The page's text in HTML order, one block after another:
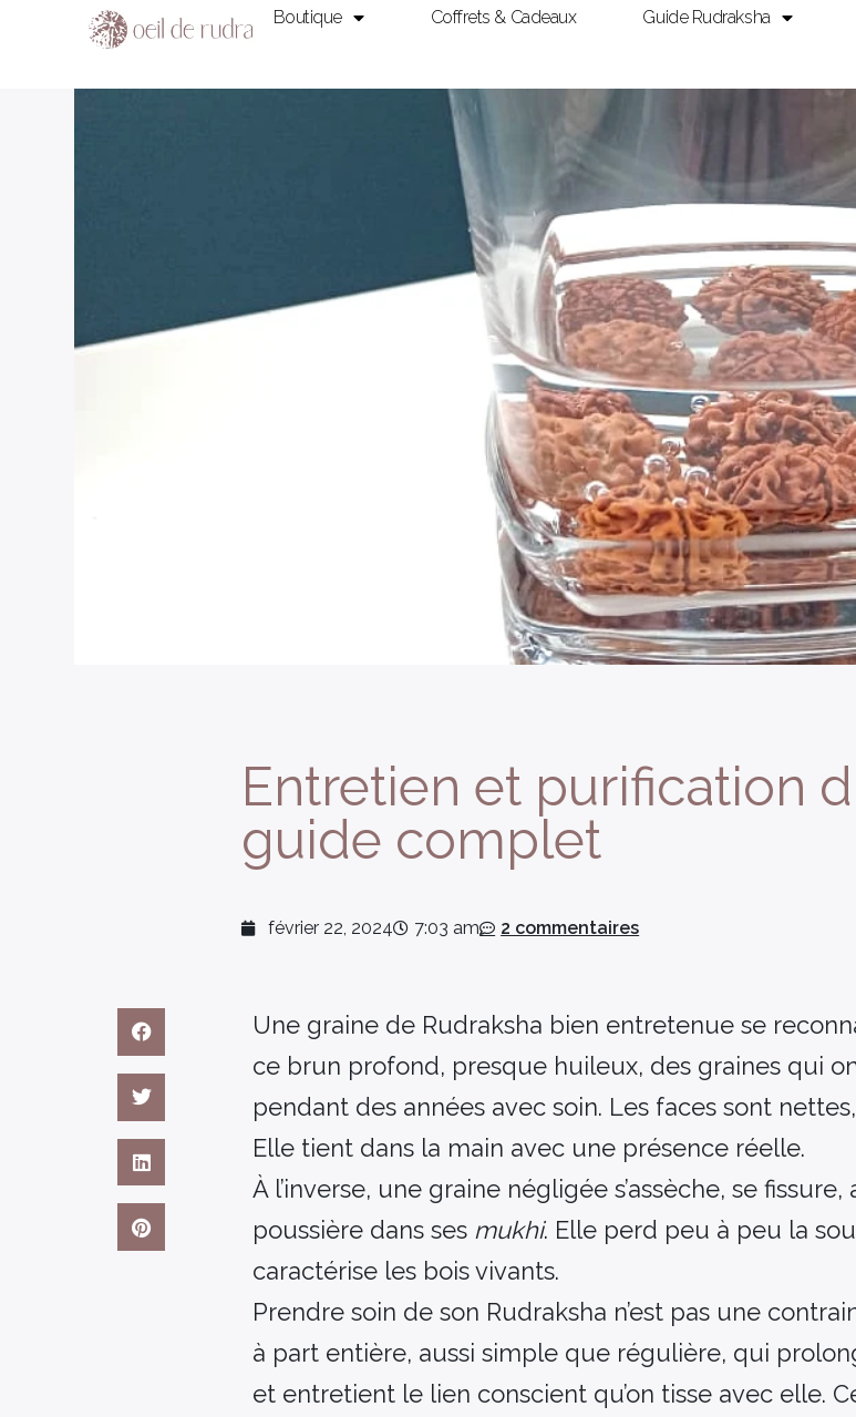
Boutique Coffrets & Cadeaux Guide Rudraksha
Entretien et purification
guide complet
février 22, 2024 7:03 am 2 commentaires
Une graine de Rudraksha bien entretenue se
ce brun profond, presque huileux, des graines qui
pendant des années avec soin. Les faces sont
Elle tient dans la main avec une présence réelle.
À l’inverse, une graine négligée s’assèche, se
poussière dans ses mukhi. Elle perd peu à peu la
caractérise les bois vivants.
Prendre soin de son Rudraksha n’est pas une
à part entière, aussi simple que régulière, qui
et entretient le lien conscient qu’on tisse avec elle.